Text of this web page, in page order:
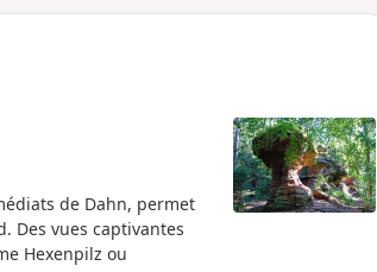
de Dahn, permet
Des vues captivantes
Hexenpilz ou